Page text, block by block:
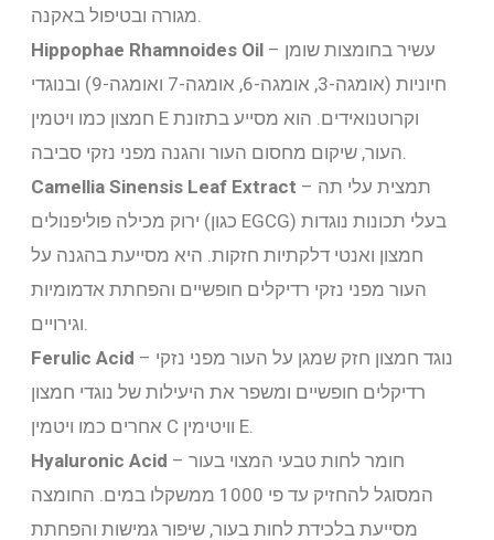
Hippophae Rhamnoides Oil – עשיר בחומצות שומן
חיוניות (אומגה-3, אומגה-6, אומגה-7 ואומגה-9) ובנוגדי
חמצון כמו ויטמין E וקרוטנואידים. הוא מסייע בתזונת
Camellia Sinensis Leaf Extract – תמצית עלי תה
ירוק מכילה פוליפנולים (כגון EGCG) בעלי תכונות נוגדות
חמצון ואנטי דלקתיות חזקות. היא מסייעת בהגנה על
העור מפני נזקי רדיקלים חופשיים והפחתת אדמומיות
Ferulic Acid – נוגד חמצון חזק שמגן על העור מפני נזקי
רדיקלים חופשיים ומשפר את היעילות של נוגדי חמצון
אחרים כמו ויטמין C וויטימין E.
Hyaluronic Acid – חומר לחות טבעי המצוי בעור
המסוגל להחזיק עד פי 1000 ממשקלו במים. החומצה
מסייעת בלכידת לחות בעור, שיפור גמישות והפחתת